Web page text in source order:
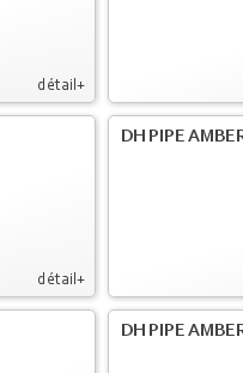
détail+
détail+
DH PIPE
DH PIPE